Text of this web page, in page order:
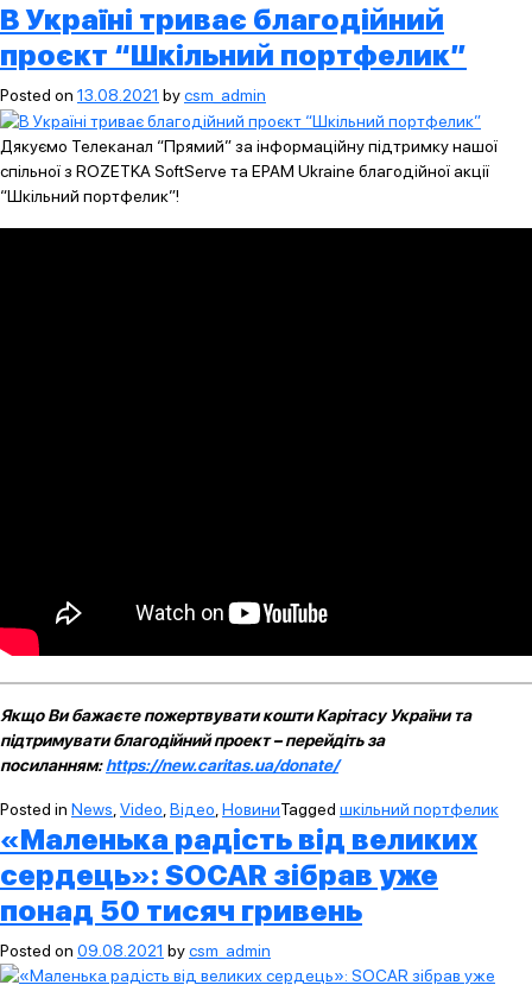
В Україні триває благодійний
проєкт “Шкільний портфелик”
Posted on 13.08.2021 bycsm_admin
Дякуємо Телеканал “Прямий” за інформаційну підтримку нашої
спільної з ROZETKA SoftServe та EPAM Ukraine благодійної акції
“Шкільний портфелик”!
Якщо Ви бажаєте пожертвувати кошти Карітасу України та
підтримувати благодійний проект – перейдіть за
посиланням:https://new.caritas.ua/donate/
Posted in News Video Відео НовиниTagged шкільний портфелик
«Маленька радість від великих
сердець»: SOCAR зібрав уже
понад 50 тисяч гривень
Posted on 09.08.2021 bycsm_admin